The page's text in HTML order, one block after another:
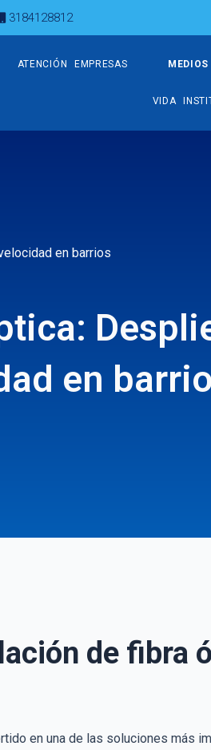
3184128812
ATENCIÓN EMPRESAS
VIDA
en barrios
en
de fibra
en una de las soluciones más